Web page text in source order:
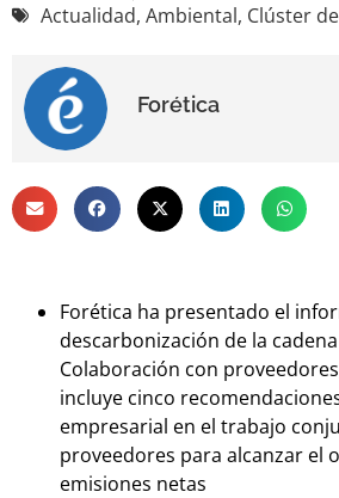
Actualidad, Ambiental, Clúster
Forética
Forética ha presentado el
descarbonización de la
Colaboración con
incluye cinco
empresarial en el trabajo
proveedores para alcanzar el
emisiones netas